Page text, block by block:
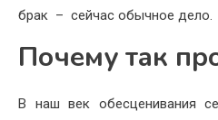
брак – сейчас обычное дело.
Почему так
В наш век обесценивания